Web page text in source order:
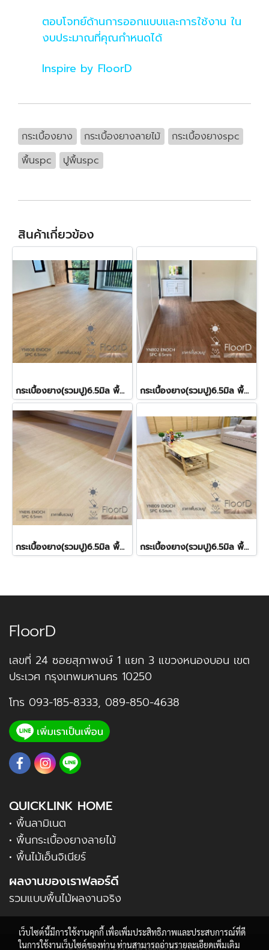
ตอบโจทย์ด้านการออกแบบและการใช้งาน ใน
งบประมาณที่คุณกำหนดได้
Inspire by FloorD
กระเบื้องยาง กระเบื้องยางลายไม้
กระเบื้องยางspc
พื้นspc
ปูพื้นspc
สินค้าเกี่ยวข้อง
กระเบื้องยาง(รวมปู)6.5มิล พื้นspcลายไม้(YN808) 520฿/ตร.ม. กระเบื้องยาง(รวมปู)6.5มิล พื้นspcลายไม้(YN802) 520฿/ตร.ม.
กระเบื้องยาง(รวมปู)6.5มิล พื้นspcลายไม้(YN816) 520฿/ตร.ม. กระเบื้องยาง(รวมปู)6.5มิล พื้นspcลายไม้(YN809) 520฿/ตร.ม.
FloorD
เลขที่ 24 ซอยสุภาพงษ์ 1 แยก 3 แขวงหนองบอน เขต
ประเวศ กรุงเทพมหานคร 10250
โทร 093-185-8333, 089-850-4638
QUICKLINK HOME
• พื้นลามิเนต
• พื้นกระเบื้องยางลายไม้
• พื้นไม้เอ็นจิเนียร์
ผลงานของเราฟลอร์ดี
รวมแบบพื้นไม้ผลงานจริง
© Copyright 2017 All Rights Reserved
เว็บไซต์นี้มีการใช้งานคุกกี้ เพื่อเพิ่มประสิทธิภาพและประสบการณ์ที่ดี
ในการใช้งานเว็บไซต์ของท่าน ท่านสามารถอ่านรายละเอียดเพิ่มเติม